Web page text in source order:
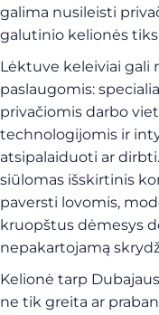
galima nusileisti
galutinio kelionės
Lėktuve keleiviai gali
paslaugomis:
privačiomis darbo
technologijomis ir
atsipalaiduoti ar
siūlomas išskirtinis
paversti lovomis,
kruopštus dėmesys
nepakartojamą
Kelionė tarp
ne tik greita ar